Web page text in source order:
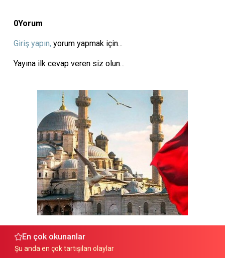
0Yorum
Giriş yapın, yorum yapmak için...
Yayına ilk cevap veren siz olun...
En çok okunanlar
Şu anda en çok tartışılan olaylar